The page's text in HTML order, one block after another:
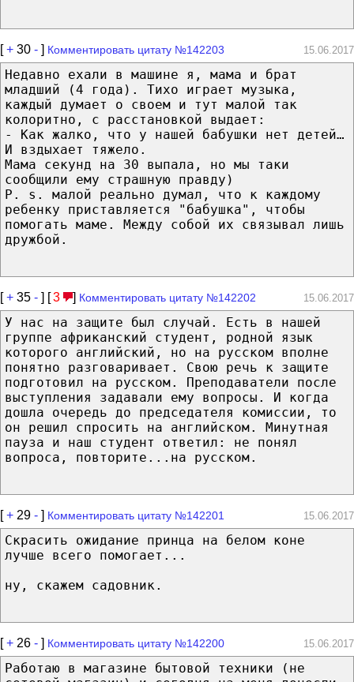
[+ 30 - ] Комментировать цитату №142203 15.06.2017
Недавно ехали в машине я, мама и брат
младший (4 года). Тихо играет музыка,
каждый думает о своем и тут малой так
колоритно, с расстановкой выдает:
- Как жалко, что у нашей бабушки нет детей…
И вздыхает тяжело.
Мама секунд на 30 выпала, но мы таки
сообщили ему страшную правду)
P. s. малой реально думал, что к каждому
ребенку приставляется "бабушка", чтобы
помогать маме. Между собой их связывал лишь
дружбой.
[+ 35 - ] [3 ] Комментировать цитату №142202 15.06.2017
У нас на защите был случай. Есть в нашей
группе африканский студент, родной язык
которого английский, но на русском вполне
понятно разговаривает. Свою речь к защите
подготовил на русском. Преподаватели после
выступления задавали ему вопросы. И когда
дошла очередь до председателя комиссии, то
он решил спросить на английском. Минутная
пауза и наш студент ответил: не понял
вопроса, повторите...на русском.
[+ 29 - ] Комментировать цитату №142201 15.06.2017
Скрасить ожидание принца на белом коне
лучше всего помогает...
ну, скажем садовник.
[+ 26 - ] Комментировать цитату №142200 15.06.2017
Работаю в магазине бытовой техники (не